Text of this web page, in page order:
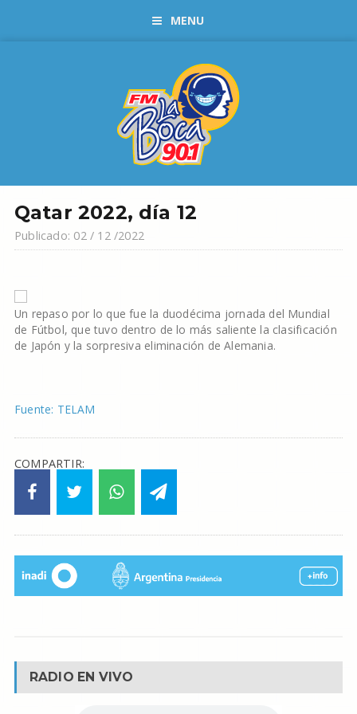
MENU
Qatar 2022, día 12
Publicado: 02 / 12 /2022
Un repaso por lo que fue la duodécima jornada del Mundial
de Fútbol, que tuvo dentro de lo más saliente la clasificación
de Japón y la sorpresiva eliminación de Alemania.
Fuente: TELAM
COMPARTIR:
RADIO EN VIVO